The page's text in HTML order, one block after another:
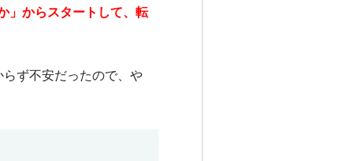
」からスタートして、転
ず不安だったので、や